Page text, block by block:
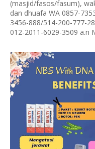
(masjid/fasos/fasum),
dan dhuafa WA 0857-
3456-888/514-200-777-
012-2011-6029-3509 a.n